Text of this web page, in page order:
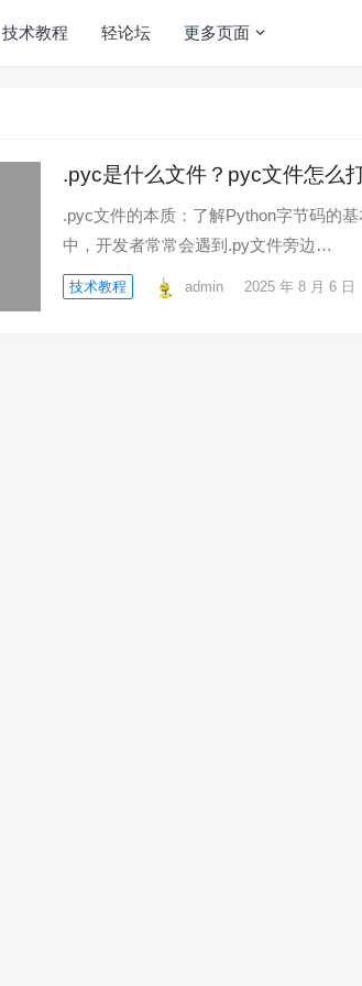
技术教程 轻论坛 更多页面
.pyc是什么文件？pyc文件怎么
.pyc文件的本质：了解Python字节码的
中，开发者常常会遇到.py文件旁边…
技术教程 admin 2025 年 8 月 6 日